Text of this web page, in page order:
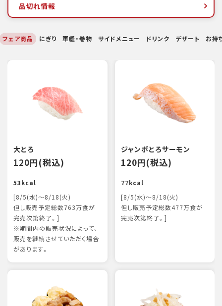
品切れ情報
フェア商品 にぎり 軍艦・巻物 サイドメニュー ドリンク デザート お持
大とろ
120円(税込)
53kcal
[8/5(水)～8/18(火)
但し販売予定総数763万食が
完売次第終了。]
※期間内の販売状況によって、
販売を継続させていただく場合
があります。
ジャンボとろサーモン
120円(税込)
77kcal
[8/5(水)～8/18(火)
但し販売予定総数477万食が
完売次第終了。]